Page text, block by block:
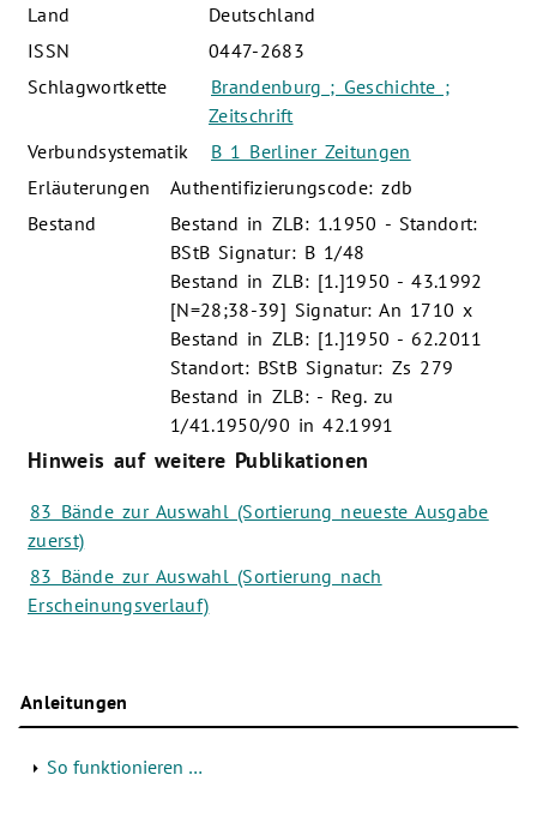
Land
Deutschland
ISSN
0447-2683
Schlagwortkette
Brandenburg ; Geschichte ;
Zeitschrift
Verbundsystematik
B 1 Berliner Zeitungen
Erläuterungen
Authentifizierungscode: zdb
Bestand
Bestand in ZLB: 1.1950 - Standort:
BStB Signatur: B 1/48
Bestand in ZLB: [1.]1950 - 43.1992
[N=28;38-39] Signatur: An 1710 x
Bestand in ZLB: [1.]1950 - 62.2011
Standort: BStB Signatur: Zs 279
Bestand in ZLB: - Reg. zu
1/41.1950/90 in 42.1991
Hinweis auf weitere Publikationen
83 Bände zur Auswahl (Sortierung neueste Ausgabe
zuerst)
83 Bände zur Auswahl (Sortierung nach
Erscheinungsverlauf)
Anleitungen
So funktionieren …